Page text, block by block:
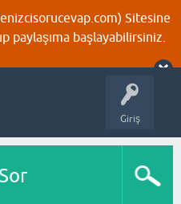
Sitesine
paylaşıma başlayabilirsiniz.
Giriş